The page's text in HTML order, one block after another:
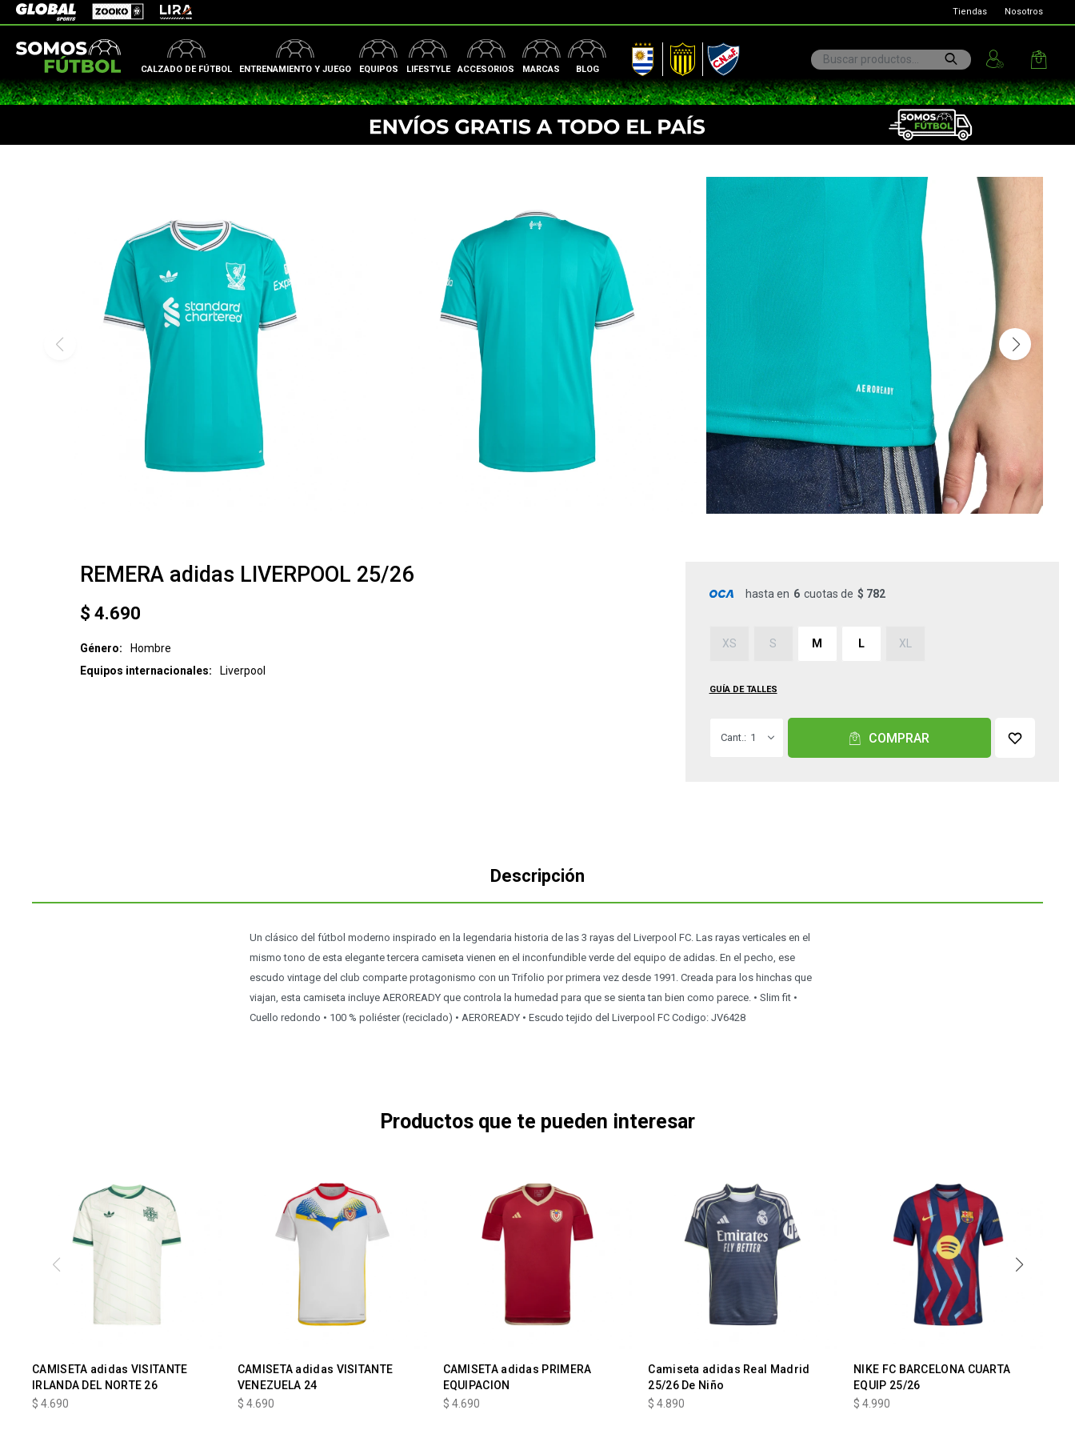
CALZADO DE FÚTBOL ENTRENAMIENTO Y JUEGO EQUIPOS LIFESTYLE ACCESORIOS MARCAS BLOG
AUF Peñarol Nacional
Global Sports Zooko Lira Tiendas Nosotros
REMERA adidas LIVERPOOL 25/26
$ 4.690
Género
Hombre
Equipos internacionales
Liverpool
hasta en 6 cuotas de $ 782
XS S M L XL
GUÍA DE TALLES
1 COMPRAR
Descripción
Un clásico del fútbol moderno inspirado en la legendaria historia de las 3 rayas del Liverpool FC. Las rayas verticales en el
mismo tono de esta elegante tercera camiseta vienen en el inconfundible verde del equipo de adidas. En el pecho, ese
escudo vintage del club comparte protagonismo con un Trifolio por primera vez desde 1991. Creada para los hinchas que
viajan, esta camiseta incluye AEROREADY que controla la humedad para que se sienta tan bien como parece. • Slim fit •
Cuello redondo • 100 % poliéster (reciclado) • AEROREADY • Escudo tejido del Liverpool FC Codigo: JV6428
Productos que te pueden interesar
CAMISETA adidas VISITANTE
IRLANDA DEL NORTE 26
$ 4.690
CAMISETA adidas VISITANTE
VENEZUELA 24
$ 4.690
CAMISETA adidas PRIMERA
EQUIPACION
$ 4.690
Camiseta adidas Real Madrid
25/26 De Niño
$ 4.890
NIKE FC BARCELONA CUARTA
EQUIP 25/26
$ 4.990